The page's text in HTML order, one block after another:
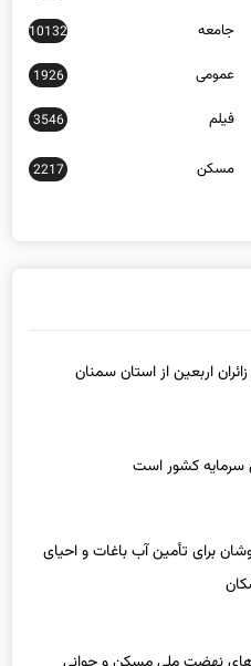
جامعه 10132
عمومی 1926
فیلم 3546
مسکن 2217
سرمایه کشور است
برای تأمین آب باغات و احیای